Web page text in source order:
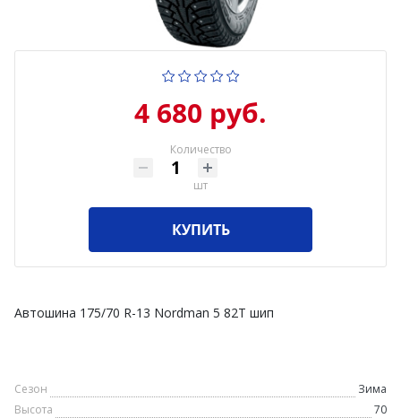
4 680 руб.
Количество
шт
КУПИТЬ
Автошина 175/70 R-13 Nordman 5 82T шип
Сезон
Зима
Высота
70